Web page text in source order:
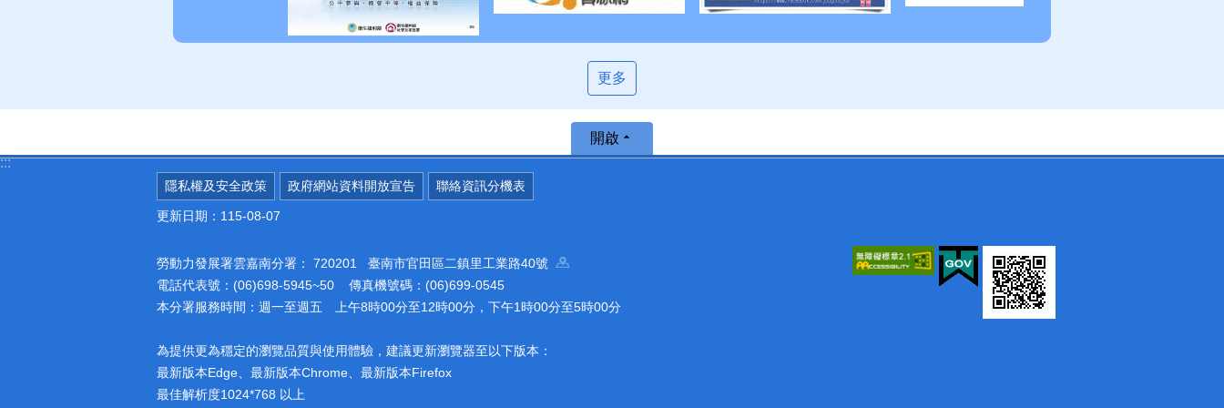
更多
:::
開啟
隱私權及安全政策 政府網站資料開放宣告 聯絡資訊分機表
更新日期：115-08-07
勞動力發展署雲嘉南分署： 720201 臺南市官田區二鎮里工業路40號
電話代表號：(06)698-5945~50 傳真機號碼：(06)699-0545
本分署服務時間：週一至週五 上午8時00分至12時00分，下午1時00分至5時00分
為提供更為穩定的瀏覽品質與使用體驗，建議更新瀏覽器至以下版本：
最新版本Edge、最新版本Chrome、最新版本Firefox
最佳解析度1024*768 以上